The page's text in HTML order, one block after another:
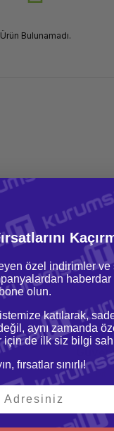
Ürün Bulunamadı.
256 bit
özel indirimler ve
olun.
katılarak,
aynı zamanda
için de ilk siz bilgi
fırsatlar sınırlı!